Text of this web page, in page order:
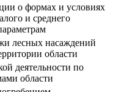
о формах и условиях
и среднего
лесных насаждений
области
деятельности по
области